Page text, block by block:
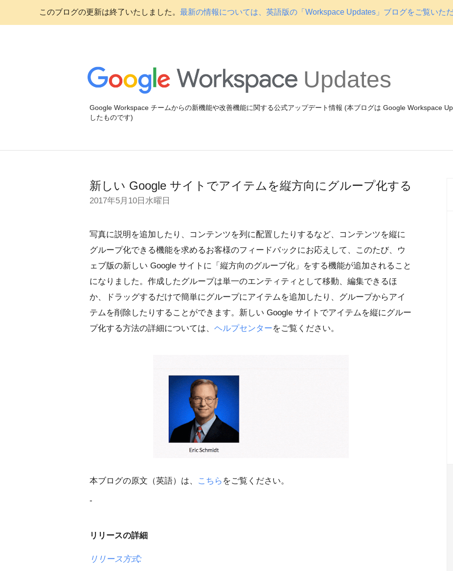
このブログの更新は終了いたしました。 最新の情報については、英語版の「Workspace Updates」ブログをご覧いただ
Updates
Google Workspace チームからの新機能や改善機能に関する公式アップデート情報 (本ブログは Google Workspace
したものです)
新しい Google サイトでアイテムを縦方向にグループ化する
2017年5月10日水曜日
写真に説明を追加したり、コンテンツを列に配置したりするなど、コンテンツを縦に
グループ化できる機能を求めるお客様のフィードバックにお応えして、このたび、ウ
ェブ版の新しい Google サイトに「縦方向のグループ化」をする機能が追加されること
になりました。作成したグループは単一のエンティティとして移動、編集できるほ
か、ドラッグするだけで簡単にグループにアイテムを追加したり、グループからアイ
テムを削除したりすることができます。新しい Google サイトでアイテムを縦にグルー
プ化する方法の詳細については、 ヘルプセンターをご覧ください。
本ブログの原文（英語）は、 こちら をご覧ください。
-
リリースの詳細
リリース方式: